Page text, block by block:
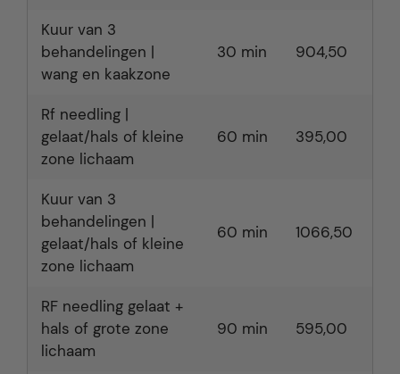
Kuur van 3
behandelingen |
wang en kaakzone
30 min 904,50
Rf needling |
gelaat/hals of kleine
zone lichaam
60 min 395,00
Kuur van 3
behandelingen |
gelaat/hals of kleine
zone lichaam
60 min 1066,50
RF needling gelaat +
hals of grote zone
lichaam
90 min 595,00